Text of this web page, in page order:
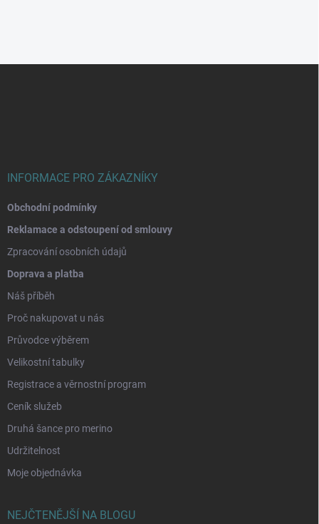
INFORMACE PRO ZÁKAZNÍKY
Obchodní podmínky
Reklamace a odstoupení od smlouvy
Zpracování osobních údajů
Doprava a platba
Náš příběh
Proč nakupovat u nás
Průvodce výběrem
Velikostní tabulky
Registrace a věrnostní program
Ceník služeb
Druhá šance pro merino
Udržitelnost
Moje objednávka
NEJČTENĚJŠÍ NA BLOGU